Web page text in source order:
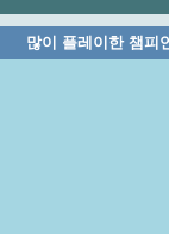
많이 플레이한 챔피